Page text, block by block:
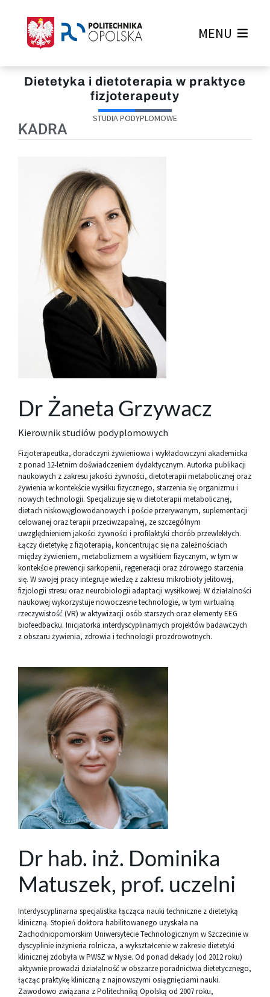
MENU
Dietetyka i dietoterapia w praktyce
fizjoterapeuty
STUDIA PODYPLOMOWE
KADRA
Dr Żaneta Grzywacz
Kierownik studiów podyplomowych
Fizjoterapeutka, doradczyni żywieniowa i wykładowczyni akademicka
z ponad 12-letnim doświadczeniem dydaktycznym. Autorka publikacji
naukowych z zakresu jakości żywności, dietoterapii metabolicznej oraz
żywienia w kontekście wysiłku fizycznego, starzenia się organizmu i
nowych technologii. Specjalizuje się w dietoterapii metabolicznej,
dietach niskowęglowodanowych i poście przerywanym, suplementacji
celowanej oraz terapii przeciwzapalnej, ze szczególnym
uwzględnieniem jakości żywności i profilaktyki chorób przewlekłych.
Łączy dietetykę z fizjoterapią, koncentrując się na zależnościach
między żywieniem, metabolizmem a wysiłkiem fizycznym, w tym w
kontekście prewencji sarkopenii, regeneracji oraz zdrowego starzenia
się. W swojej pracy integruje wiedzę z zakresu mikrobioty jelitowej,
fizjologii stresu oraz neurobiologii adaptacji wysiłkowej. W działalności
naukowej wykorzystuje nowoczesne technologie, w tym wirtualną
rzeczywistość (VR) w aktywizacji osób starszych oraz elementy EEG
biofeedbacku. Inicjatorka interdyscyplinarnych projektów badawczych
z obszaru żywienia, zdrowia i technologii prozdrowotnych.
Dr hab. inż. Dominika
Matuszek, prof. uczelni
Interdyscyplinarna specjalistka łącząca nauki techniczne z dietetyką
kliniczną. Stopień doktora habilitowanego uzyskała na
Zachodniopomorskim Uniwersytecie Technologicznym w Szczecinie w
dyscyplinie inżynieria rolnicza, a wykształcenie w zakresie dietetyki
klinicznej zdobyła w PWSZ w Nysie. Od ponad dekady (od 2012 roku)
aktywnie prowadzi działalność w obszarze poradnictwa dietetycznego,
łącząc praktykę kliniczną z najnowszymi osiągnięciami nauki.
Zawodowo związana z Politechniką Opolską od 2007 roku,